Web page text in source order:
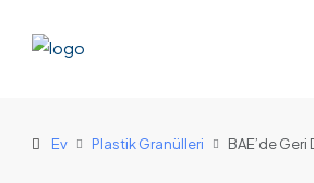
Ev Plastik Granülleri BAE’de